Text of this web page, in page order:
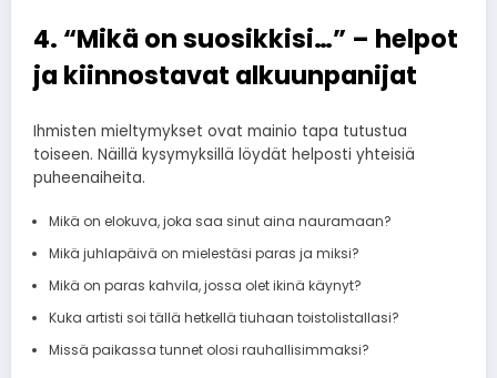
4. “Mikä on suosikkisi…” – helpot
ja kiinnostavat alkuunpanijat
Ihmisten mieltymykset ovat mainio tapa tutustua
toiseen. Näillä kysymyksillä löydät helposti yhteisiä
puheenaiheita.
Mikä on elokuva, joka saa sinut aina nauramaan?
Mikä juhlapäivä on mielestäsi paras ja miksi?
Mikä on paras kahvila, jossa olet ikinä käynyt?
Kuka artisti soi tällä hetkellä tiuhaan toistolistallasi?
Missä paikassa tunnet olosi rauhallisimmaksi?